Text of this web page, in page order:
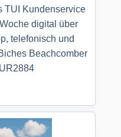
TUI Kundenservice
digital über
telefonisch und
Beachcomber